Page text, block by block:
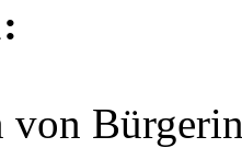
von